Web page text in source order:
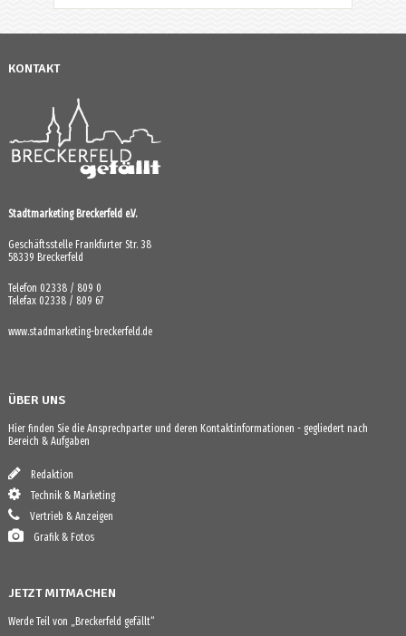
KONTAKT
Stadtmarketing Breckerfeld e.V.
Geschäftsstelle Frankfurter Str. 38
58339 Breckerfeld
Telefon 02338 / 809 0
Telefax 02338 / 809 67
www.stadmarketing-breckerfeld.de
ÜBER UNS
Hier finden Sie die Ansprechparter und deren Kontaktinformationen - gegliedert nach
Bereich & Aufgaben
Redaktion
Technik & Marketing
Vertrieb & Anzeigen
Grafik & Fotos
JETZT MITMACHEN
Werde Teil von „Breckerfeld gefällt“